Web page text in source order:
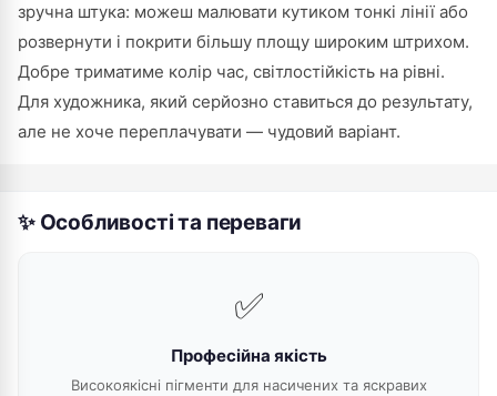
зручна штука: можеш малювати кутиком тонкі лінії або
розвернути і покрити більшу площу широким штрихом.
Добре триматиме колір час, світлостійкість на рівні.
Для художника, який серйозно ставиться до результату,
але не хоче переплачувати — чудовий варіант.
✨ Особливості та переваги
✅
Професійна якість
Високоякісні пігменти для насичених та яскравих